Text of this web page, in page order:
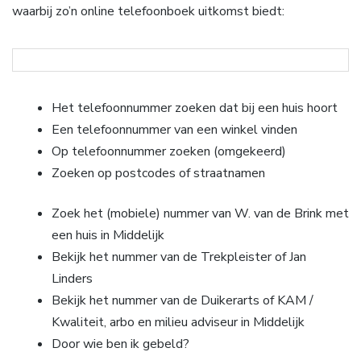
waarbij zo’n online telefoonboek uitkomst biedt:
Het telefoonnummer zoeken dat bij een huis hoort
Een telefoonnummer van een winkel vinden
Op telefoonnummer zoeken (omgekeerd)
Zoeken op postcodes of straatnamen
Zoek het (mobiele) nummer van W. van de Brink met
een huis in Middelijk
Bekijk het nummer van de Trekpleister of Jan
Linders
Bekijk het nummer van de Duikerarts of KAM /
Kwaliteit, arbo en milieu adviseur in Middelijk
Door wie ben ik gebeld?